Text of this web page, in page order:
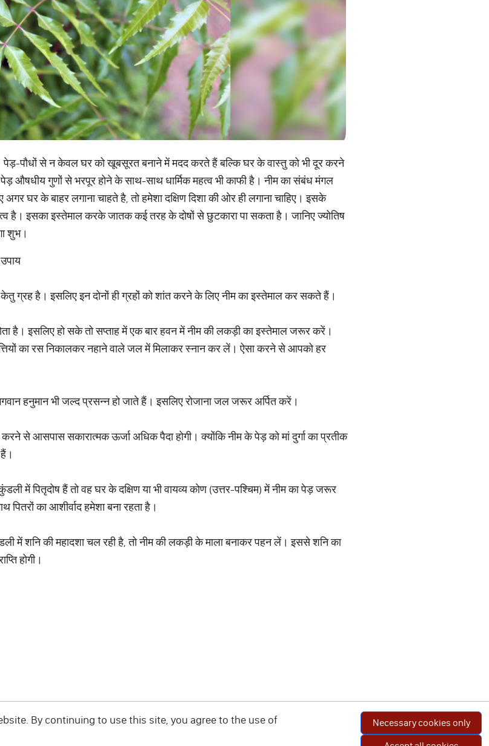
पौधों से न केवल घर को खूबसूरत बनाने में मदद करते हैं बल्कि घर के वास्तु को भी दूर करने
औषधीय गुणों से भरपूर होने के साथ-साथ धार्मिक महत्व भी काफी है। नीम का संबंध मंगल
घर के बाहर लगाना चाहते है, तो हमेशा दक्षिण दिशा की ओर ही लगाना चाहिए। इसके
है। इसका इस्तेमाल करके जातक कई तरह के दोषों से छुटकारा पा सकता है। जानिए ज्योतिष
शुभ।
ग्रह है। इसलिए इन दोनों ही ग्रहों को शांत करने के लिए नीम का इस्तेमाल कर सकते हैं।
है। इसलिए हो सके तो सप्ताह में एक बार हवन में नीम की लकड़ी का इस्तेमाल जरूर करें।
का रस निकालकर नहाने वाले जल में मिलाकर स्नान कर लें। ऐसा करने से आपको हर
हनुमान भी जल्द प्रसन्न हो जाते हैं। इसलिए रोजाना जल जरूर अर्पित करें।
से आसपास सकारात्मक ऊर्जा अधिक पैदा होगी। क्योंकि नीम के पेड़ को मां दुर्गा का प्रतीक
में पितृदोष हैं तो वह घर के दक्षिण या भी वायव्य कोण (उत्तर-पश्चिम) में नीम का पेड़ जरूर
का आशीर्वाद हमेशा बना रहता है।
में शनि की महादशा चल रही है, तो नीम की लकड़ी के माला बनाकर पहन लें। इससे शनि का
होगी।
By continuing to use this site, you agree to the use of
Necessary cookies only